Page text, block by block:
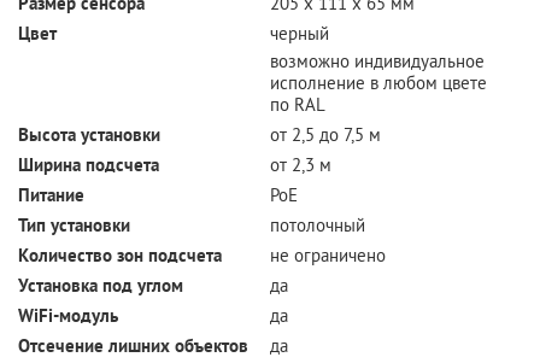
Цвет
черный
возможно индивидуальное
исполнение в любом цвете
по RAL
Высота установки
от 2,5 до 7,5 м
Ширина подсчета
от 2,3 м
Питание
PoE
Тип установки
потолочный
Количество зон подсчета
не ограничено
Установка под углом
да
WiFi-модуль
да
Отсечение лишних объектов
да